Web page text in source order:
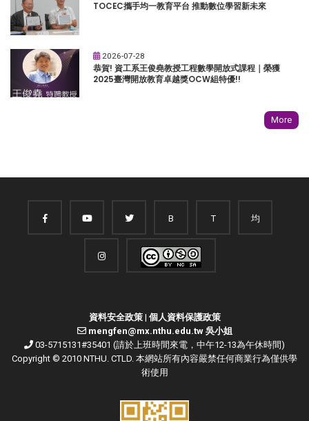
TOCEC攜手均一教育平台 推動數位學習新未來
2026-07-28
恭賀! 資工系王俊堯教授工程數學開放式課程｜榮獲
2025臺灣開放教育卓越獎OCW組特優!!
More
B T 均
資料安全政策| 個人資料保護政策
mengfen@mx.nthu.edu.tw 吳小姐
03-5715131#35401 (請於上班時間來電，中午12-13為午休時間)
Copyright © 2010 NTHU. CTLD. 本網站所有內容嚴禁任何商業行為僅供學
術使用